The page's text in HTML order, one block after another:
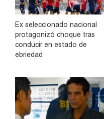
Ex seleccionado nacional
protagonizó choque tras
conducir en estado de
ebriedad